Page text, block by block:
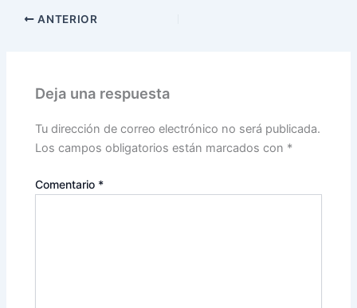
ANTERIOR
Deja una respuesta
Tu dirección de correo electrónico no será publicada.
Los campos obligatorios están marcados con *
Comentario *